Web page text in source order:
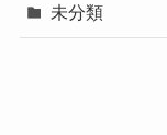
未分類